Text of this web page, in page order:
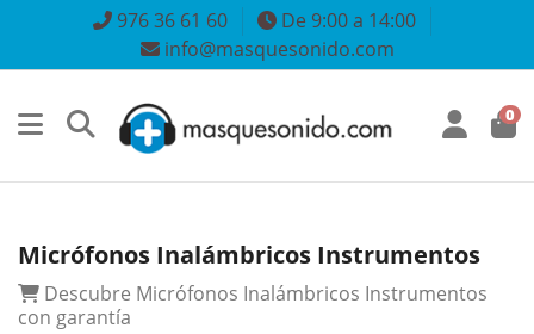
976 36 61 60
De 9:00 a 14:00
info@masquesonido.com
0
Micrófonos Inalámbricos Instrumentos
Descubre Micrófonos Inalámbricos Instrumentos
con garantía